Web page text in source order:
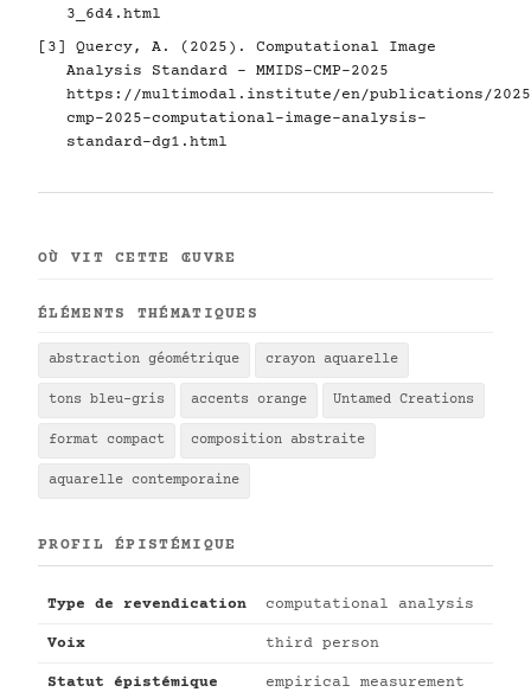
3_6d4.html
[3] Quercy, A. (2025). Computational Image
Analysis Standard - MMIDS-CMP-2025
https://multimodal.institute/en/publications/2025/
cmp-2025-computational-image-analysis-
standard-dg1.html
OÙ VIT CETTE ŒUVRE
ÉLÉMENTS THÉMATIQUES
abstraction géométrique crayon aquarelle
tons bleu-gris accents orange Untamed Creations
format compact composition abstraite
aquarelle contemporaine
PROFIL ÉPISTÉMIQUE
Type de revendication computational analysis
Voix third person
Statut épistémique empirical measurement